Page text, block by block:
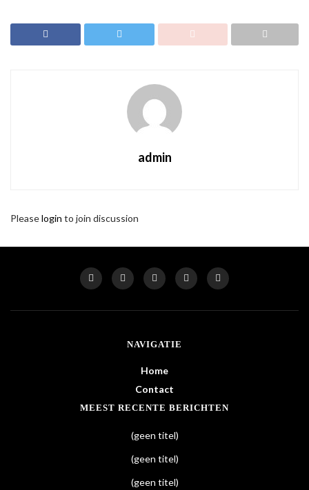
admin
Pleaselogin to join discussion
NAVIGATIE
Home
Contact
MEEST RECENTE BERICHTEN
(geen titel)
(geen titel)
(geen titel)